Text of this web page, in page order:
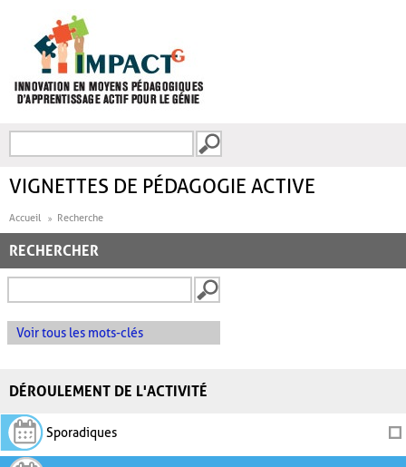
FORMULAIRE DE
VIGNETTES DE PÉDAGOGIE ACTIVE
Accueil Recherche
RECHERCHER
Voir tous les mots-clés
DÉROULEMENT DE L'ACTIVITÉ
Sporadiques